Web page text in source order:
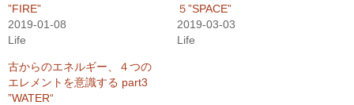
”FIRE”
2019-01-08
Life
５”SPACE”
2019-03-03
Life
古からのエネルギー、４つの
エレメントを意識する part3
”WATER“